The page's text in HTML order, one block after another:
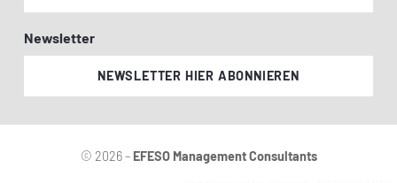
Newsletter
NEWSLETTER HIER ABONNIEREN
© 2026 – EFESO Management Consultants